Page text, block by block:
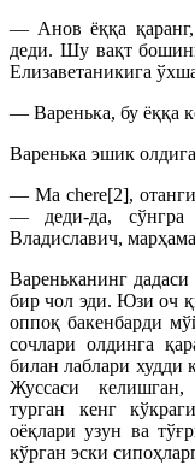
— Анов ёққа
деди. Шу вақт
Елизаветаникига
— Варенька, бу ёққа
Варенька эшик
— Ma chere[2],
— деди-да,
Владиславич,
Вареньканинг
бир чол эди. Юзи оч
оппоқ бакенбарди
сочлари олдинга
билан лаблари худди
Жуссаси
турган кенг
оёқлари узун ва
кўрган эски